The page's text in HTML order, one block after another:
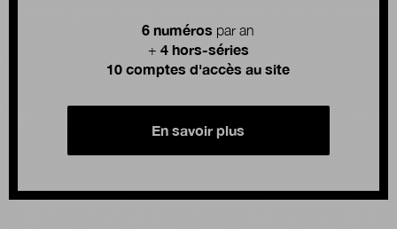
6 numéros par an
+ 4 hors-séries
10 comptes d'accès au site
En savoir plus